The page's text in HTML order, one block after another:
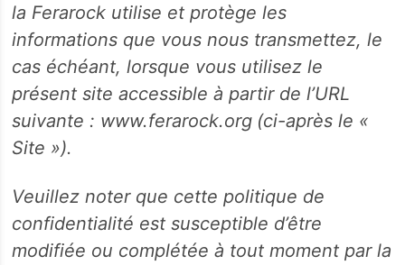
la Ferarock utilise et protège les
informations que vous nous transmettez, le
cas échéant, lorsque vous utilisez le
présent site accessible à partir de l’URL
suivante : www.ferarock.org (ci-après le «
Site »).
Veuillez noter que cette politique de
confidentialité est susceptible d’être
modifiée ou complétée à tout moment par la